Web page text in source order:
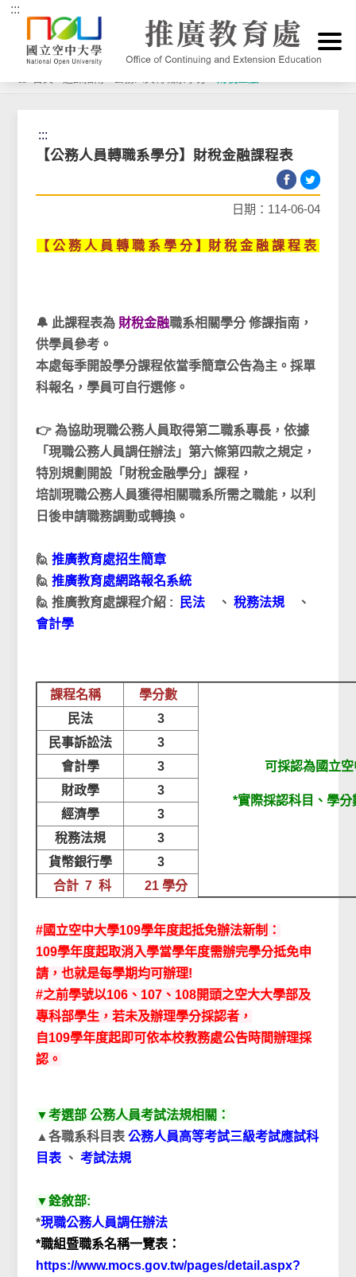
跳到主要內容區塊
:::
:::
【公務人員轉職系學分】財稅金融課程表
日期：114-06-04
【 公 務 人 員 轉 職 系 學 分 】財 稅 金 融 課 程 表
🔔 此課程表為 財稅金融職系相關學分 修課指南，
供學員參考。
本處每季開設學分課程依當季簡章公告為主。採單
科報名，學員可自行選修。
👉 為協助現職公務人員取得第二職系專長，依據
「現職公務人員調任辦法」第六條第四款之規定，
特別規劃開設「財稅金融學分」課程，
培訓現職公務人員獲得相關職系所需之職能，以利
日後申請職務調動或轉換。
🙋推廣教育處招生簡章
🙋 推廣教育處網路報名系統
🙋 推廣教育處課程介紹 :
民法 、稅務法規
、
會計學
課程名稱 學分數
可採認為國立
*實際採認科目、學
民法
3
民事訴訟法
3
會計學
3
財政學
3
經濟學
3
稅務法規
3
貨幣銀行學
3
合計 7 科
21 學分
#國立空中大學109學年度起抵免辦法新制：
109學年度起取消入學當學年度需辦完學分抵免申
請，也就是每學期均可辦理!
#之前學號以106、107、108開頭之空大大學部及
專科部學生，若未及辦理學分採認者，
自109學年度起即可依本校教務處公告時間辦理採
認。
▼考選部 公務人員考試法規相關：
▲各職系科目表公務人員高等考試三級考試應試科
目表 、 考試法規
▼銓敘部:
*現職公務人員調任辦法
*職組暨職系名稱一覽表：
https://www.mocs.gov.tw/pages/detail.aspx?